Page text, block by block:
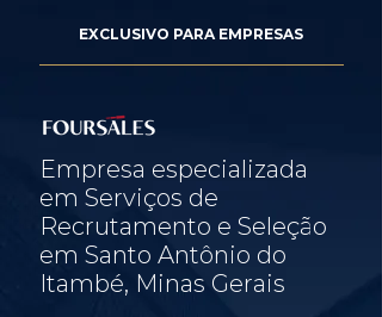
EXCLUSIVO PARA EMPRESAS
Empresa especializada
em Serviços de
Recrutamento e Seleção
em Santo Antônio do
Itambé, Minas Gerais